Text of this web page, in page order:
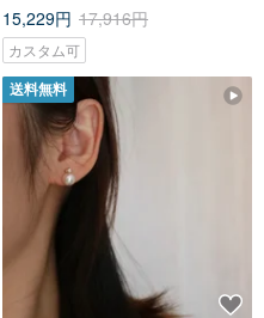
15,229円 17,916円
カスタム可
送料無料